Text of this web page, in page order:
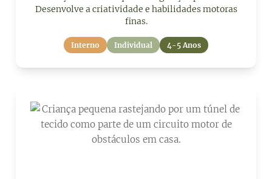
Desenvolve a criatividade e habilidades motoras
finas.
Interno Individual 4-5 Anos